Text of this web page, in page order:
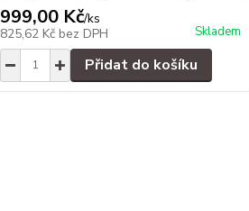
999,00 Kč/ks
825,62 Kč bez DPH Skladem
Přidat do košíku